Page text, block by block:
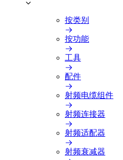
按类别
按功能
工具
配件
射频电缆组件
射频连接器
射频适配器
射频衰减器